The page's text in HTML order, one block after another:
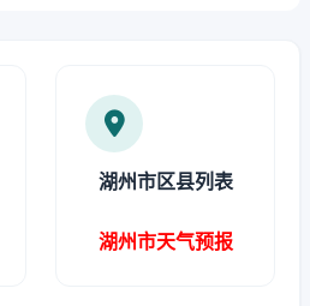
湖州市区县列表
湖州市天气预报